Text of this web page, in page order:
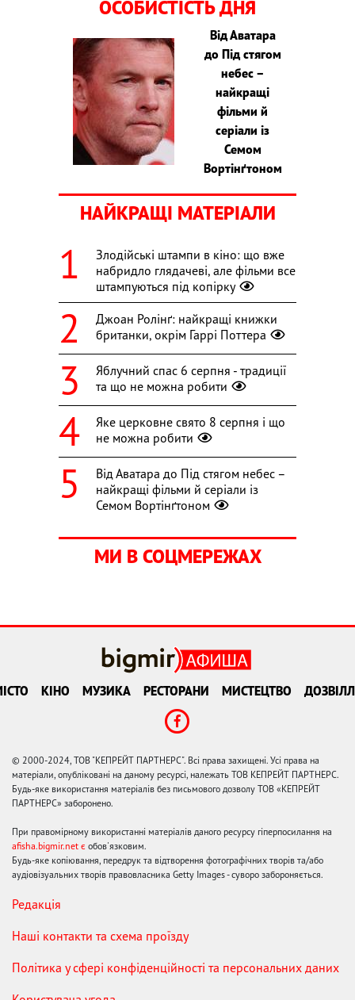
ОСОБИСТІСТЬ ДНЯ
Від Аватара
до Під стягом
небес –
найкращі
фільми й
серіали із
Семом
Вортінґтоном
НАЙКРАЩІ МАТЕРІАЛИ
Злодійські штампи в кіно: що вже
набридло глядачеві, але фільми все
штампуються під копірку
Джоан Ролінґ: найкращі книжки
британки, окрім Гаррі Поттера
Яблучний спас 6 серпня - традиції
та що не можна робити
Яке церковне свято 8 серпня і що
не можна робити
Від Аватара до Під стягом небес –
найкращі фільми й серіали із
Семом Вортінґтоном
МИ В СОЦМЕРЕЖАХ
КІНО МУЗИКА РЕСТОРАНИ МИСТЕЦТВО
© 2000-2024, ТОВ "КЕПРЕЙТ ПАРТНЕРС". Всі права захищені. Усі права на
матеріали, опубліковані на даному ресурсі, належать ТОВ КЕПРЕЙТ ПАРТНЕРС.
Будь-яке використання матеріалів без письмового дозволу ТОВ «КЕПРЕЙТ
ПАРТНЕРС» заборонено.
При правомірному використанні матеріалів даного ресурсу гіперпосилання на
afisha.bigmir.net є обов'язковим.
Будь-яке копіювання, передрук та відтворення фотографічних творів та/або
аудіовізуальних творів правовласника Getty Images - суворо забороняється.
Редакція
Наші контакти та схема проїзду
Політика у сфері конфіденційності та персональних даних